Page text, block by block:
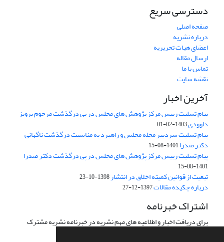
دسترسی سریع
صفحه اصلی
درباره نشریه
اعضای هیات تحریریه
ارسال مقاله
تماس با ما
نقشه سایت
آخرین اخبار
پیام تسلیت رییس مرکز پژوهش های مجلس در پی درگذشت مرحوم پرویز
داوودی1403-02-01
پیام تسلیت سردبیر مجله مجلس و راهبرد به مناسبت درگذشت ناگهانی
دکتر صدرا1401-08-15
پیام تسلیت رییس مرکز پژوهش های مجلس در پی درگذشت دکتر صدرا
1401-08-15
تبعیت از قوانین کمیته اخلاق در انتشار1398-10-23
درباره چکیده مقالات1397-12-27
اشتراک خبرنامه
برای دریافت اخبار و اطلاعیه های مهم نشریه در خبرنامه نشریه مشترک